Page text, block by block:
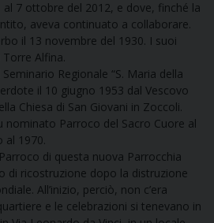
al 7 ottobre del 2012, e dove, finché la
aveva continuato a collaborare.
il 13 novembre del 1930. I suoi
Alfina.
Regionale “S. Maria della
il 10 giugno 1953 dal Vescovo
Chiesa di San Giovani in Zoccoli.
nominato Parroco del Sacro Cuore al
1970.
di questa nuova Parrocchia
di ricostruzione dopo la distruzione
All’inizio, perciò, non c’era
e le celebrazioni si tenevano in